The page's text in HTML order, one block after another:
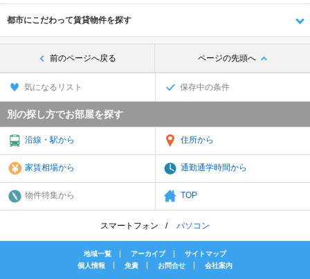
都市にこだわって賃貸物件を探す
前のページへ戻る ページの先頭へ
気になるリスト 保存中の条件
別の探し方でお部屋を探す
沿線・駅から 住所から
家賃相場から 通勤通学時間から
物件特集から TOP
スマートフォン パソコン
地域一覧 アーカイブ
サイトマップ
個人情報
免責 お問合せ 会社案内